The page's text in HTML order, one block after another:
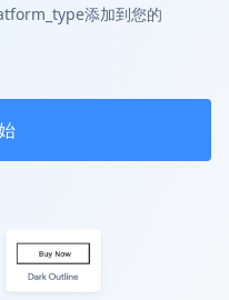
添加到您的